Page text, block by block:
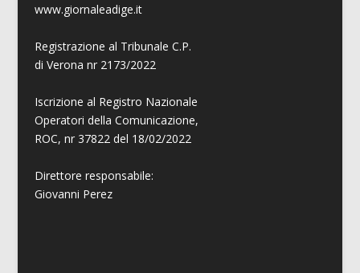
www.giornaleadige.it
Registrazione al Tribunale C.P.
di Verona nr 2173/2022
Iscrizione al Registro Nazionale
Operatori della Comunicazione,
ROC, nr 37822 del 18/02/2022
Direttore responsabile:
Giovanni Perez